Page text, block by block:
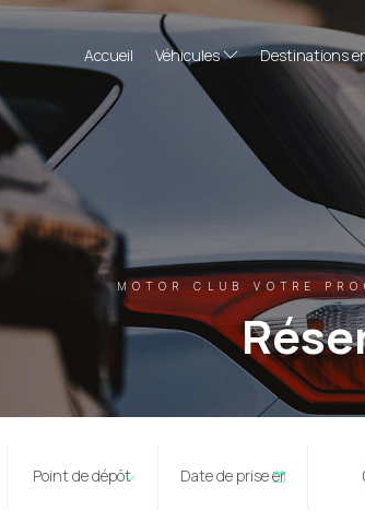
Accueil Véhicules Destinations
MOTOR CLUB VOTRE
Point de dépôt